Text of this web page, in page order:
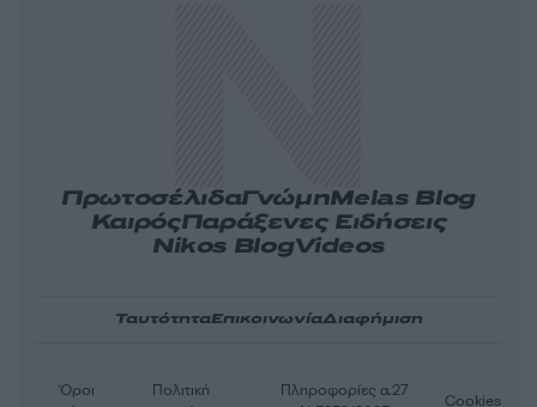
ΠρωτοσέλιδαΓνώμηMelas Blog
ΚαιρόςΠαράξενες Ειδήσεις
Nikos BlogVideos
ΤαυτότηταΕπικοινωνίαΔιαφήμιση
Όροι
Πολιτική
Πληροφορίες α.27
Cookies